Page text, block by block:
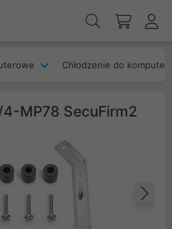
Chłodzenie do
MP78 SecuFirm2